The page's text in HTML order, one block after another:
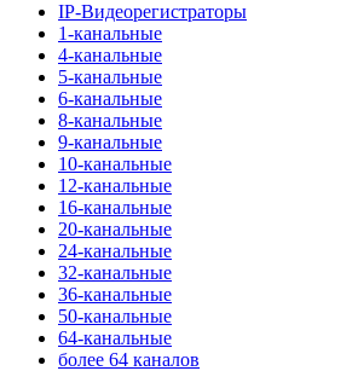
IP-Видеорегистраторы
1-канальные
4-канальные
5-канальные
6-канальные
8-канальные
9-канальные
10-канальные
12-канальные
16-канальные
20-канальные
24-канальные
32-канальные
36-канальные
50-канальные
64-канальные
более 64 каналов